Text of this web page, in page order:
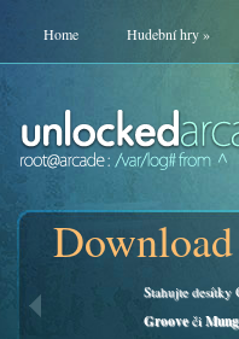
Home Hudební hry»
Stahujte desítky
Grooveči